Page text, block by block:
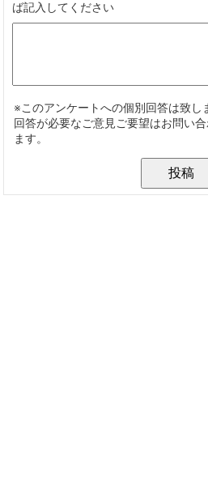
ば記入してください
※このアンケートへの個別回答は致し
回答が必要なご意見ご要望はお問い
ます。